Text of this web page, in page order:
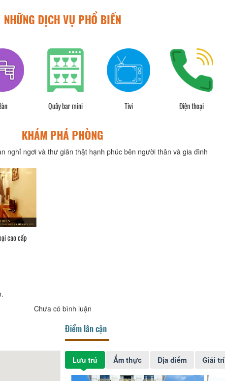
NHỮNG DỊCH VỤ PHỔ BIẾN
Quầy bar mini Tivi Điện thoại
KHÁM PHÁ PHÒNG
nghỉ ngơi và thư giãn thật hạnh phúc bên người thân và gia đình
cao cấp
Chưa có bình luận
Điểm lân cận
Lưu trú Ẩm thực Địa điểm Giải trí